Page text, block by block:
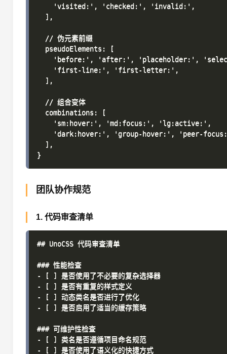
    'visited:', 'checked:', 'invalid:',
  ],
  // 伪元素前缀
  pseudoElements: [
'before:', 'after:', 'placeholder:',
    'first-line:', 'first-letter:',
  ],
  // 组合变体
  combinations: [
    'sm:hover:', 'md:focus:', 'lg:active:',
'dark:hover:', 'group-hover:', 'peer-
  ],
团队协作规范
1. 代码审查清单
## UnoCSS 代码审查清单
### 性能检查
- [ ] 是否使用了不必要的复杂选择器
- [ ] 是否有重复的样式定义
- [ ] 动态类名是否进行了优化
- [ ] 是否启用了适当的缓存策略
### 可维护性检查
- [ ] 类名是否遵循项目命名规范
- [ ] 是否使用了语义化的快捷方式